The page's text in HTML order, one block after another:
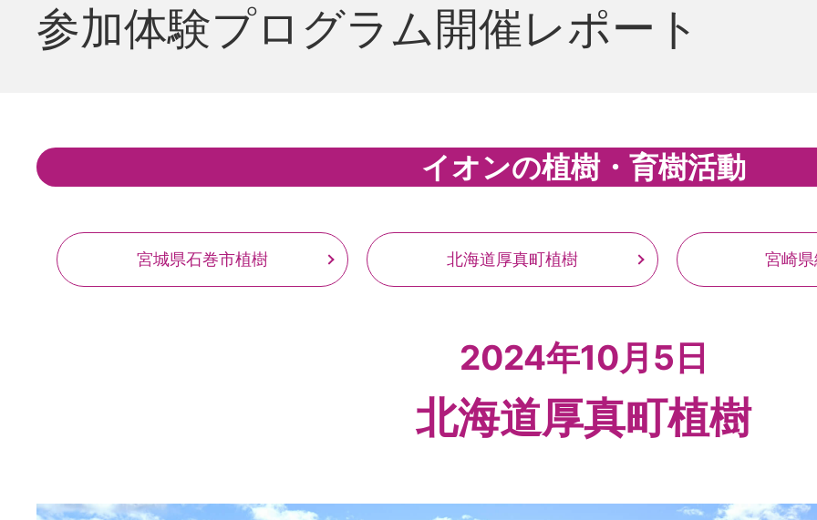
参加体験プログラム開催レポート
イオンの植樹・育樹活動
宮城県石巻市植樹 北海道厚真町植樹 宮崎
2024年10月5日
北海道厚真町植樹